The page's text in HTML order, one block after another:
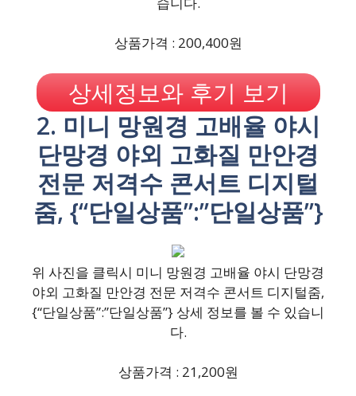
상품가격 : 200,400원
상세정보와 후기 보기
2. 미니 망원경 고배율 야시
단망경 야외 고화질 만안경
전문 저격수 콘서트 디지털
줌, {“단일상품”:”단일상품”}
위 사진을 클릭시 미니 망원경 고배율 야시 단망경
야외 고화질 만안경 전문 저격수 콘서트 디지털줌,
{“단일상품”:”단일상품”} 상세 정보를 볼 수 있습니
다.
상품가격 : 21,200원